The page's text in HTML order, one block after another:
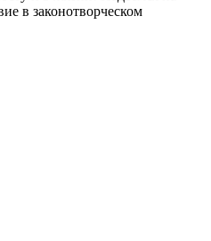
в законотворческом